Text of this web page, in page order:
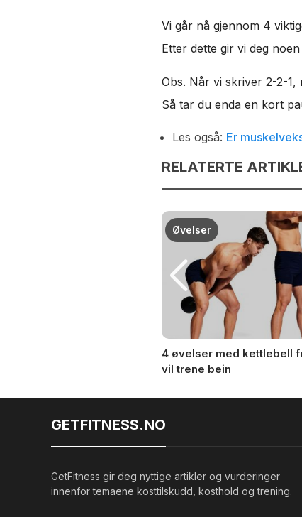
Vi går nå gjennom 4
Etter dette gir vi deg
Obs. Når vi skriver 2-2-
Så tar du enda en kort
Les også: Er
RELATERTE
4 øvelser med kettlebell
vil trene bein
Øvelser
GETFITNESS.NO
GetFitness gir deg nyttige artikler og vurderinger
innenfor temaene kosttilskudd, kosthold og trening.